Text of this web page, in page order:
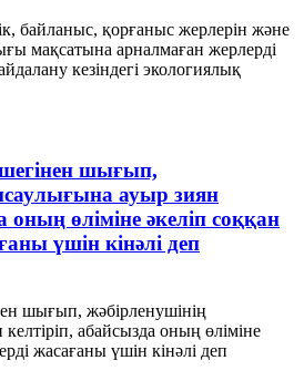
байланыс, қорғаныс жерлерін және
мақсатына арналмаған жерлерді
кезіндегі экологиялық
шығып,
ауыр зиян
оның өліміне әкеліп соққан
үшін кінәлі деп
шығып, жәбірленушінің
абайсызда оның өліміне
жасағаны үшін кінәлі деп